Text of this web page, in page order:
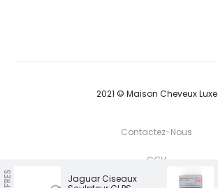
Jaguar Ciseaux
2021 © Maison Cheveux Luxe
Contactez-Nous
CGV